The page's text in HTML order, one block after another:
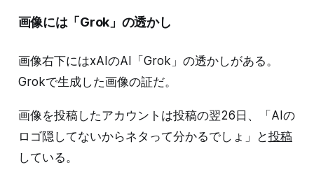
画像には「Grok」の透かし
画像右下にはxAIのAI「Grok」の透かしがある。
Grokで生成した画像の証だ。
画像を投稿したアカウントは投稿の翌26日、「AIの
ロゴ隠してないからネタって分かるでしょ」と投稿
している。